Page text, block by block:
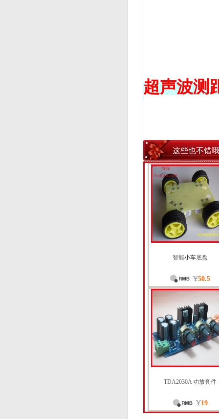
超声波测
这些也不错哦
智能小车底盘
50.5
TDA2030A 功放套件
19